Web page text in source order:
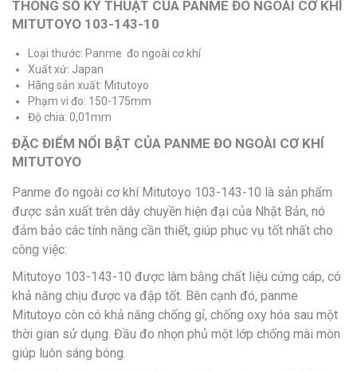
THÔNG SỐ KỸ THUẬT CỦA PANME ĐO NGOÀI CƠ KHÍ
MITUTOYO 103-143-10
Loại thước: Panme đo ngoài cơ khí
Xuất xứ: Japan
Hãng sản xuất: Mitutoyo
Phạm vi đo: 150-175mm
Độ chia: 0,01mm
ĐẶC ĐIỂM NỔI BẬT CỦA PANME ĐO NGOÀI CƠ KHÍ
MITUTOYO
Panme đo ngoài cơ khí Mitutoyo 103-143-10 là sản phẩm
được sản xuất trên dây chuyền hiện đại của Nhật Bản, nó
đảm bảo các tính năng cần thiết, giúp phục vụ tốt nhất cho
công việc:
Mitutoyo 103-143-10 được làm bằng chất liệu cứng cáp, có
khả năng chịu được va đập tốt. Bên cạnh đó, panme
Mitutoyo còn có khả năng chống gỉ, chống oxy hóa sau một
thời gian sử dụng. Đầu đo nhọn phủ một lớp chống mài mòn
giúp luôn sáng bóng.